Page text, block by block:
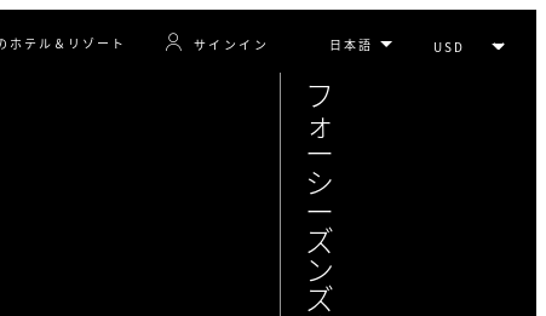
ホテル＆リゾート サインイン
フ
ォ
ー
シ
ー
ズ
ン
ズ